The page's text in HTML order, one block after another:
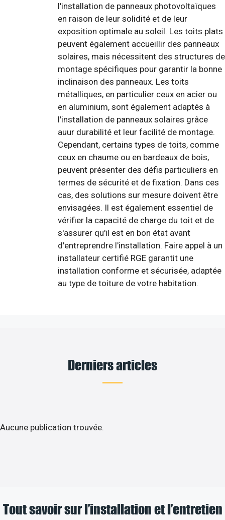
l'installation de panneaux photovoltaïques
en raison de leur solidité et de leur
exposition optimale au soleil. Les toits plats
peuvent également accueillir des panneaux
solaires, mais nécessitent des structures de
montage spécifiques pour garantir la bonne
inclinaison des panneaux. Les toits
métalliques, en particulier ceux en acier ou
en aluminium, sont également adaptés à
l'installation de panneaux solaires grâce
auur durabilité et leur facilité de montage.
Cependant, certains types de toits, comme
ceux en chaume ou en bardeaux de bois,
peuvent présenter des défis particuliers en
termes de sécurité et de fixation. Dans ces
cas, des solutions sur mesure doivent être
envisagées. Il est également essentiel de
vérifier la capacité de charge du toit et de
s'assurer qu'il est en bon état avant
d'entreprendre l'installation. Faire appel à un
installateur certifié RGE garantit une
installation conforme et sécurisée, adaptée
au type de toiture de votre habitation.
Derniers articles
Aucune publication trouvée.
Tout savoir sur l’installation et l’entretien